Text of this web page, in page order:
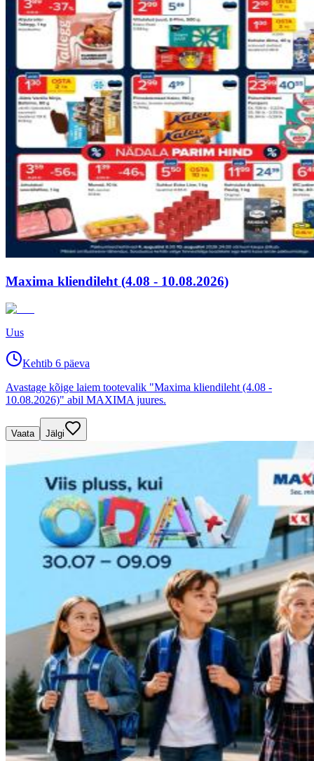
Maxima kliendileht (4.08 - 10.08.2026)
Uus
Kehtib 6 päeva
Avastage kõige laiem tootevalik "Maxima kliendileht (4.08 -
10.08.2026)" abil MAXIMA juures.
Vaata Jälgi